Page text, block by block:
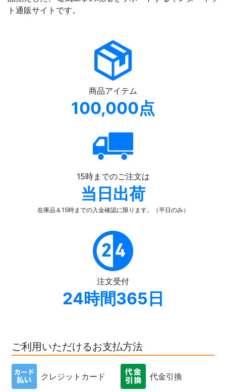
ト通販サイトです。
商品アイテム
100,000点
15時までのご注文は
当日出荷
在庫品＆15時までの入金確認に限ります。（平日のみ）
注文受付
24時間365日
ご利用いただけるお支払方法
クレジットカード 代金引換